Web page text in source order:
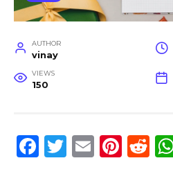
AUTHOR
vinay
VIEWS
150
F
T
E
Pi R